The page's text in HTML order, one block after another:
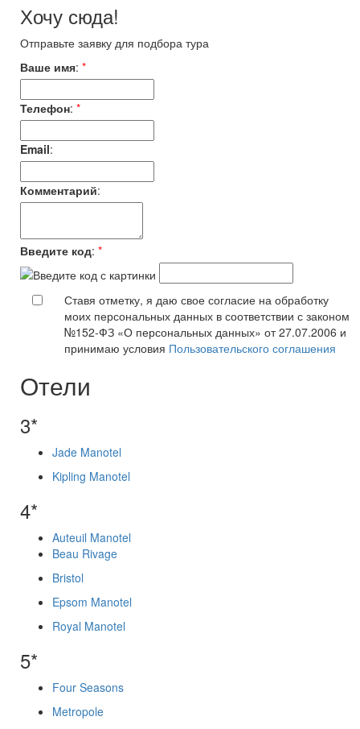
Хочу сюда!
Отправьте заявку для подбора тура
Ваше имя: *
Телефон: *
Email:
Комментарий:
Введите код: *
Ставя отметку, я даю свое согласие на обработку
моих персональных данных в соответствии с законом
№152-ФЗ «О персональных данных» от 27.07.2006 и
принимаю условия Пользовательского соглашения
Отели
3*
Jade Manotel
Kipling Manotel
4*
Auteuil Manotel
Beau Rivage
Bristol
Epsom Manotel
Royal Manotel
5*
Four Seasons
Metropole